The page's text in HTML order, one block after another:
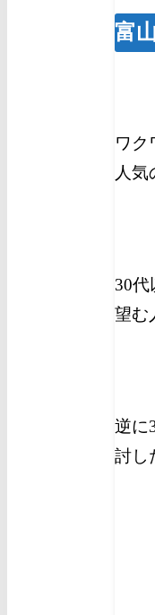
富
ワク
人
30
望む
逆に
討し